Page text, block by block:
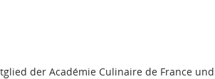
der Académie Culinaire de France